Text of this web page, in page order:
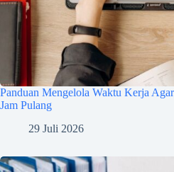
Panduan Mengelola Waktu Kerja
Jam Pulang
29 Juli 2026